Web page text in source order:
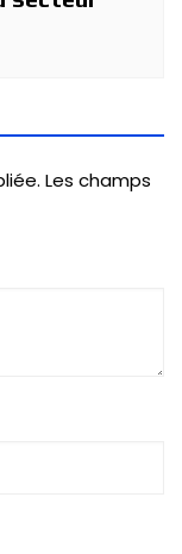
Les champs